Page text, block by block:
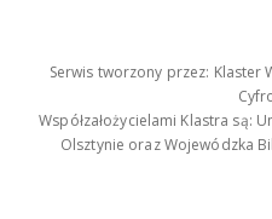
Serwis tworzony przez: Klaster
Współzałożycielami Klastra są:
Olsztynie oraz Wojewódzka